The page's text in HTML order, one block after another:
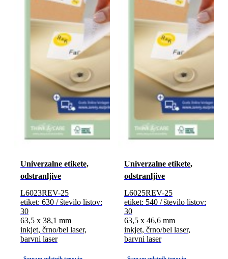
Univerzalne etikete,
odstranljive
L6023REV-25
etiket: 630 / število listov:
30
63,5 x 38,1 mm
inkjet, črno/bel laser,
barvni laser
Univerzalne etikete,
odstranljive
L6025REV-25
etiket: 540 / število listov:
30
63,5 x 46,6 mm
inkjet, črno/bel laser,
barvni laser